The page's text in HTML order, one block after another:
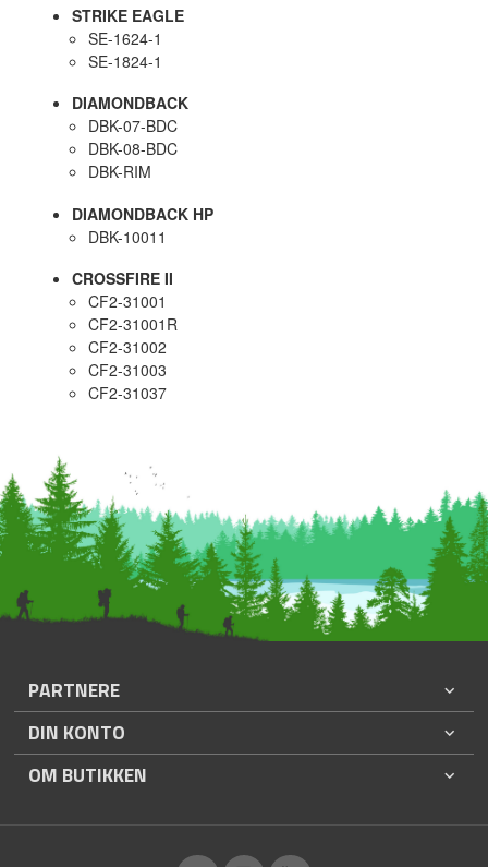
STRIKE EAGLE
SE-1624-1
SE-1824-1
DIAMONDBACK
DBK-07-BDC
DBK-08-BDC
DBK-RIM
DIAMONDBACK HP
DBK-10011
CROSSFIRE II
CF2-31001
CF2-31001R
CF2-31002
CF2-31003
CF2-31037
PARTNERE
DIN KONTO
OM BUTIKKEN